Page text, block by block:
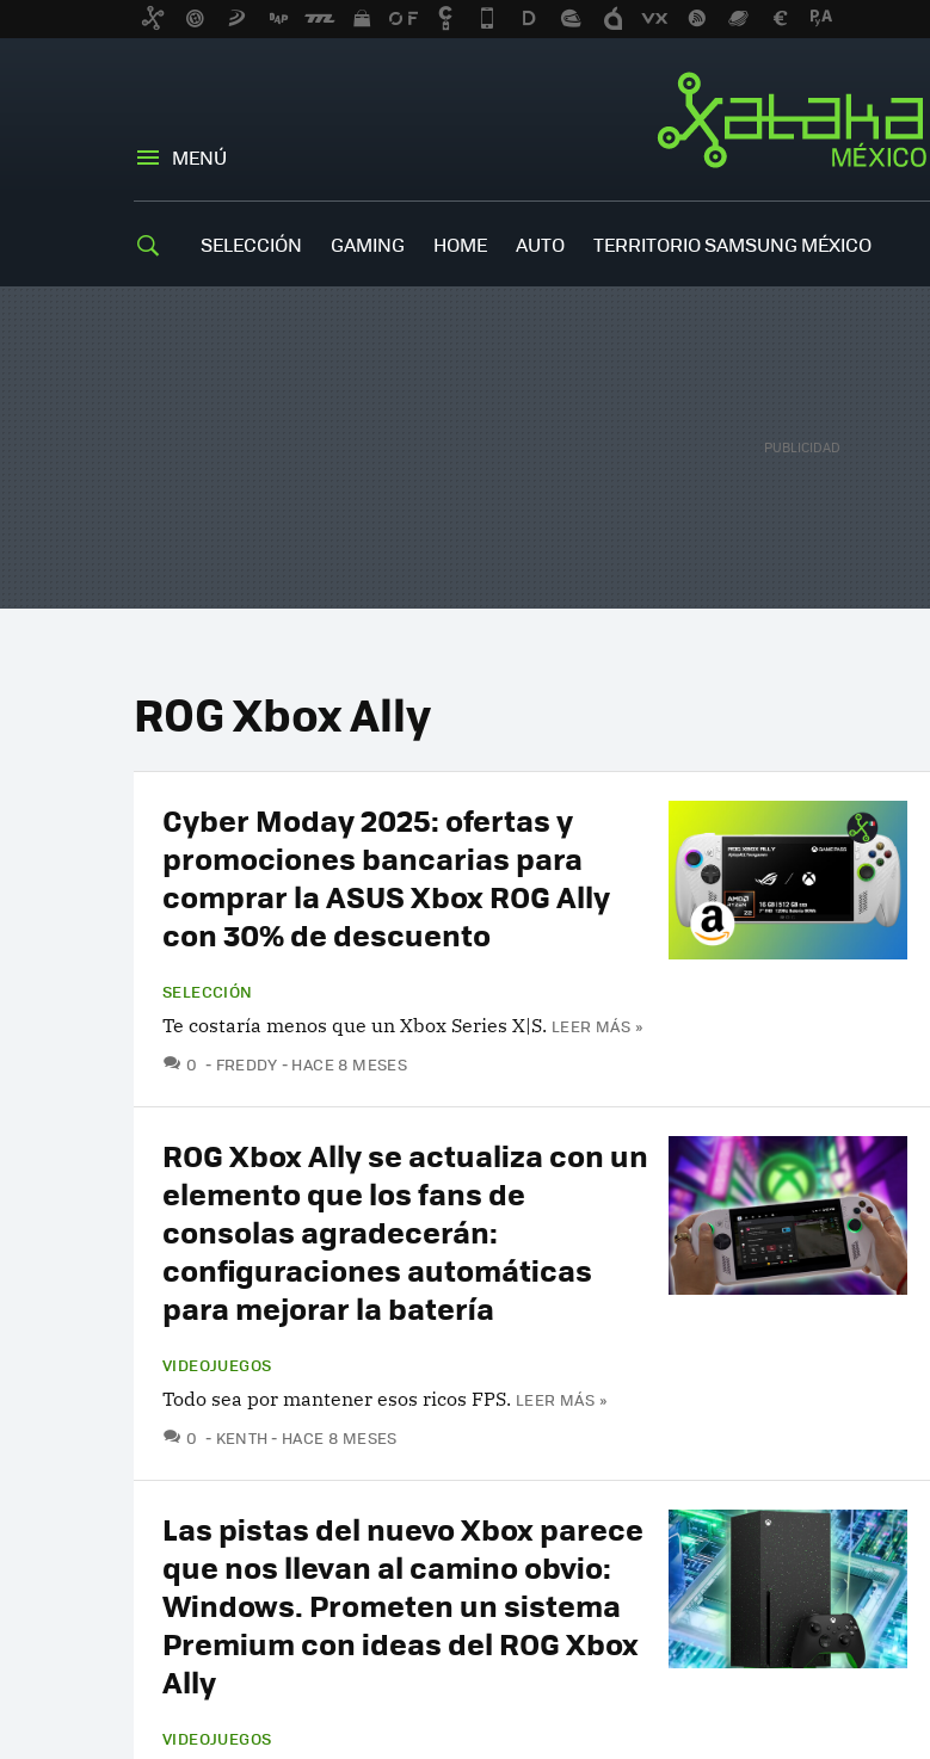
MENÚ
SELECCIÓN GAMING HOME AUTO TERRITORIO SAMSUNG MÉXICO
ROG Xbox Ally
Cyber Moday 2025: ofertas y
promociones bancarias para
comprar la ASUS Xbox ROG Ally
con 30% de descuento
SELECCIÓN
Te costaría menos que un Xbox Series X|S. LEER MÁS »
0 COMENTARIOS
FREDDY HACE 8 MESES
ROG Xbox Ally se actualiza con un
elemento que los fans de
consolas agradecerán:
configuraciones automáticas
para mejorar la batería
VIDEOJUEGOS
Todo sea por mantener esos ricos FPS. LEER MÁS »
0 COMENTARIOS
KENTH HACE 8 MESES
Las pistas del nuevo Xbox parece
que nos llevan al camino obvio:
Windows. Prometen un sistema
Premium con ideas del ROG Xbox
Ally
VIDEOJUEGOS